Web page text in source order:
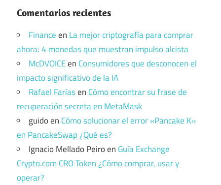
Comentarios recientes
Financeen La mejor criptografía para comprar
ahora: 4 monedas que muestran impulso alcista
McDVOICEen Consumidores que desconocen el
impacto significativo de la IA
Rafael Faríasen Cómo encontrar su frase de
recuperación secreta en MetaMask
guidoen Cómo solucionar el error «Pancake K»
en PancakeSwap ¿Qué es?
Ignacio Mellado Peiroen Guía Exchange
Crypto.com CRO Token ¿Cómo comprar, usar y
operar?